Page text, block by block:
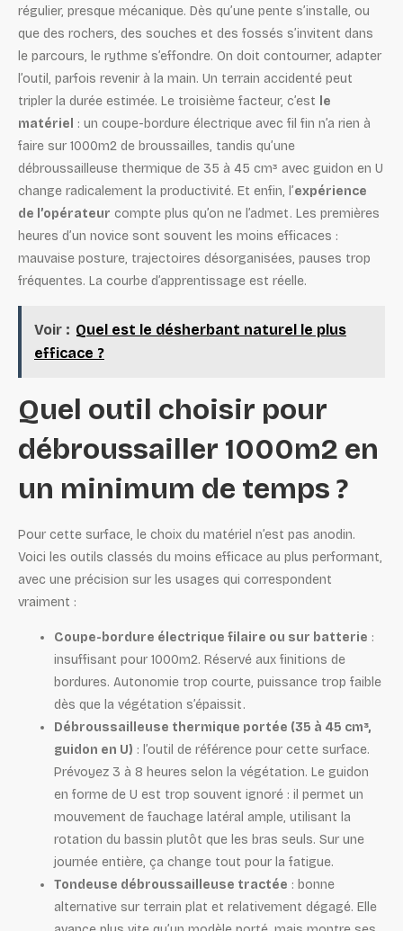
régulier, presque mécanique. Dès qu’une pente s’installe, ou
que des rochers, des souches et des fossés s’invitent dans
le parcours, le rythme s’effondre. On doit contourner, adapter
l’outil, parfois revenir à la main. Un terrain accidenté peut
tripler la durée estimée. Le troisième facteur, c’est le
matériel : un coupe-bordure électrique avec fil fin n’a rien à
faire sur 1000m2 de broussailles, tandis qu’une
débroussailleuse thermique de 35 à 45 cm³ avec guidon en U
change radicalement la productivité. Et enfin, l’expérience
de l’opérateur compte plus qu’on ne l’admet. Les premières
heures d’un novice sont souvent les moins efficaces :
mauvaise posture, trajectoires désorganisées, pauses trop
fréquentes. La courbe d’apprentissage est réelle.
Voir : Quel est le désherbant naturel le plus
efficace ?
Quel outil choisir pour
débroussailler 1000m2 en
un minimum de temps ?
Pour cette surface, le choix du matériel n’est pas anodin.
Voici les outils classés du moins efficace au plus performant,
avec une précision sur les usages qui correspondent
vraiment :
Coupe-bordure électrique filaire ou sur batterie :
insuffisant pour 1000m2. Réservé aux finitions de
bordures. Autonomie trop courte, puissance trop faible
dès que la végétation s’épaissit.
Débroussailleuse thermique portée (35 à 45 cm³,
guidon en U) : l’outil de référence pour cette surface.
Prévoyez 3 à 8 heures selon la végétation. Le guidon
en forme de U est trop souvent ignoré : il permet un
mouvement de fauchage latéral ample, utilisant la
rotation du bassin plutôt que les bras seuls. Sur une
journée entière, ça change tout pour la fatigue.
Tondeuse débroussailleuse tractée : bonne
alternative sur terrain plat et relativement dégagé. Elle